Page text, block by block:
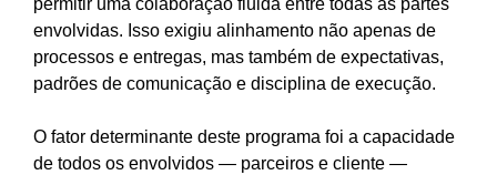
permitir uma colaboração fluida entre todas as partes
envolvidas. Isso exigiu alinhamento não apenas de
processos e entregas, mas também de expectativas,
padrões de comunicação e disciplina de execução.
O fator determinante deste programa foi a capacidade
de todos os envolvidos — parceiros e cliente —